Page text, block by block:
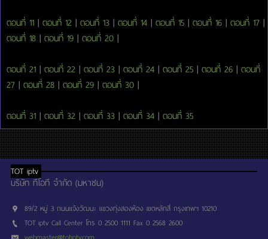
ตอนที่ 11 | ตอนที่ 12 | ตอนที่ 13 | ตอนที่ 14 | ตอนที่ 15 | ตอนที่ 16 | ตอนที่ 17 |
ตอนที่ 18 | ตอนที่ 19 | ตอนที่ 20 |
ตอนที่ 21 | ตอนที่ 22 | ตอนที่ 23 | ตอนที่ 24 | ตอนที่ 25 | ตอนที่ 26 | ตอนที่
27 | ตอนที่ 28 | ตอนที่ 29 | ตอนที่ 30 |
ตอนที่ 31 | ตอนที่ 32 | ตอนที่ 33 | ตอนที่ 34 | ตอนที่ 35
TOT iptv
บริษัท ทีโอที จำกัด (มหาชน)
89/2 หมู่ 3 ถนนแจ้งวัฒนะ แขวงทุ่งสองห้อง เขตหลักสี่ กรุงเทพฯ 10210
TOT iptv Call Center โทร 0 2500 1111 Fax 0 2568 2600